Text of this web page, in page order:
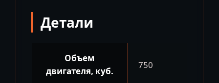
Детали
Объем
двигателя, куб.
750